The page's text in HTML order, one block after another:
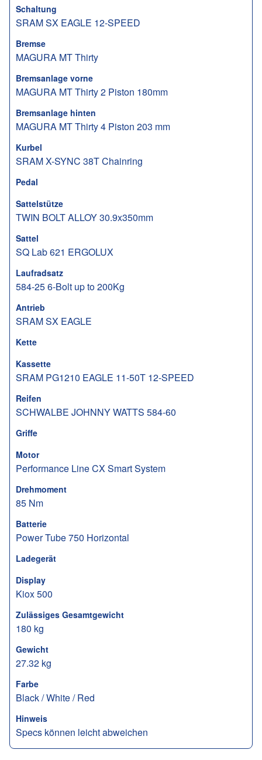
Schaltung
SRAM SX EAGLE 12-SPEED
Bremse
MAGURA MT Thirty
Bremsanlage vorne
MAGURA MT Thirty 2 Piston 180mm
Bremsanlage hinten
MAGURA MT Thirty 4 Piston 203 mm
Kurbel
SRAM X-SYNC 38T Chainring
Pedal
Sattelstütze
TWIN BOLT ALLOY 30.9x350mm
Sattel
SQ Lab 621 ERGOLUX
Laufradsatz
584-25 6-Bolt up to 200Kg
Antrieb
SRAM SX EAGLE
Kette
Kassette
SRAM PG1210 EAGLE 11-50T 12-SPEED
Reifen
SCHWALBE JOHNNY WATTS 584-60
Griffe
Motor
Performance Line CX Smart System
Drehmoment
85 Nm
Batterie
Power Tube 750 Horizontal
Ladegerät
Display
Kiox 500
Zulässiges Gesamtgewicht
180 kg
Gewicht
27.32 kg
Farbe
Black / White / Red
Hinweis
Specs können leicht abweichen